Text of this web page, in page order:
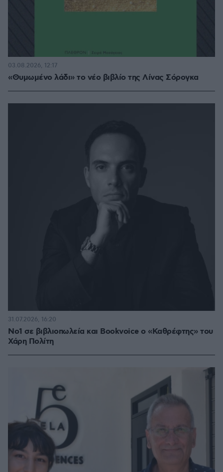
«Θυμωμένο λάδι» το νέο βιβλίο της Λίνας Σόρογκα
03.08.2026, 12:17
Νο1 σε βιβλιοπωλεία και Bookvoice ο «Καθρέφτης» του
Χάρη Πολίτη
31.07.2026, 16:20